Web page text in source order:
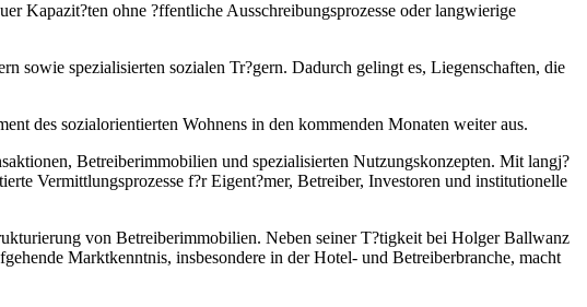
Kapazit?ten ohne ?ffentliche Ausschreibungsprozesse oder langwierige
sowie spezialisierten sozialen Tr?gern. Dadurch gelingt es, Liegenschaften, die
des sozialorientierten Wohnens in den kommenden Monaten weiter aus.
Betreiberimmobilien und spezialisierten Nutzungskonzepten. Mit langj?
Vermittlungsprozesse f?r Eigent?mer, Betreiber, Investoren und institutionelle
von Betreiberimmobilien. Neben seiner T?tigkeit bei Holger Ballwanz
Marktkenntnis, insbesondere in der Hotel- und Betreiberbranche, macht